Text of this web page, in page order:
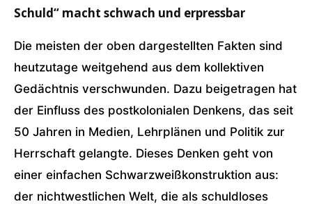
Schuld“ macht schwach und erpressbar
Die meisten der oben dargestellten Fakten sind
heutzutage weitgehend aus dem kollektiven
Gedächtnis verschwunden. Dazu beigetragen hat
der Einfluss des postkolonialen Denkens, das seit
50 Jahren in Medien, Lehrplänen und Politik zur
Herrschaft gelangte. Dieses Denken geht von
einer einfachen Schwarzweißkonstruktion aus:
der nichtwestlichen Welt, die als schuldloses